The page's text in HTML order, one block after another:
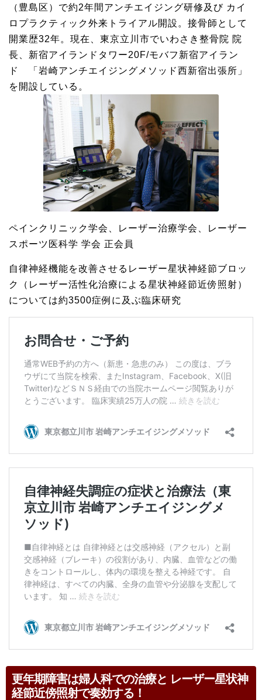
（豊島区）で約2年間アンチエイジング研修及び カイ
ロプラクティック外来トライアル開設。接骨師として
開業歴32年。現在、東京立川市でいわさき整骨院 院
長、新宿アイランドタワー20F/モバフ新宿アイラン
ド 「岩崎アンチエイジングメソッド西新宿出張所」
を開設している。
ペインクリニック学会、レーザー治療学会、レーザー
スポーツ医科学 学会 正会員
自律神経機能を改善させるレーザー星状神経節ブロッ
ク（レーザー活性化治療による星状神経節近傍照射）
については約3500症例に及ぶ臨床研究
更年期障害は婦人科での治療と レーザー星状神
経節近傍照射で奏効する！